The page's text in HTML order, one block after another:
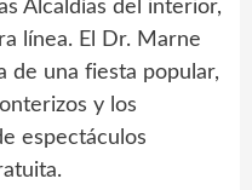
Alcaldías del interior,
línea. El Dr. Marne
de una fiesta popular,
y los
espectáculos